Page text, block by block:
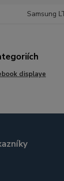
Samsung
displaye